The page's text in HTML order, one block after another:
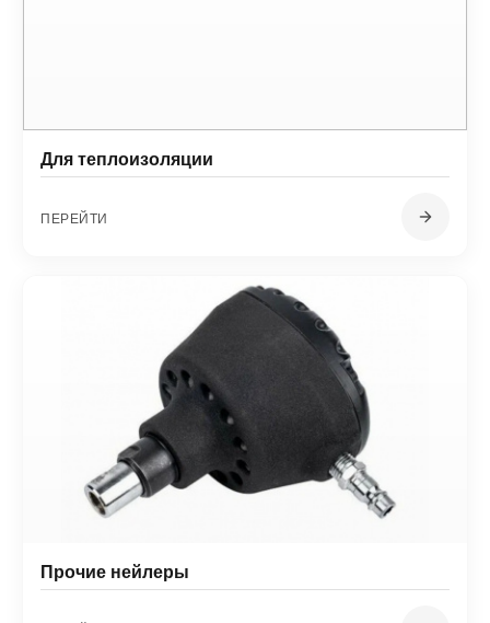
Для теплоизоляции
ПЕРЕЙТИ
Прочие нейлеры